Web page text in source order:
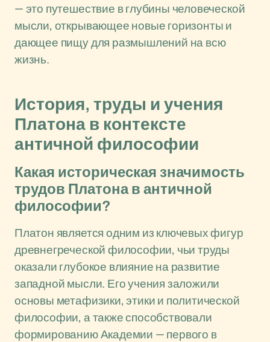
— это путешествие в глубины человеческой
мысли, открывающее новые горизонты и
дающее пищу для размышлений на всю
жизнь.
История, труды и учения
Платона в контексте
античной философии
Какая историческая значимость
трудов Платона в античной
философии?
Платон является одним из ключевых фигур
древнегреческой философии, чьи труды
оказали глубокое влияние на развитие
западной мысли. Его учения заложили
основы метафизики, этики и политической
философии, а также способствовали
формированию Академии — первого в